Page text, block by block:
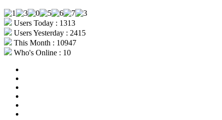
Users Today : 1313
Users Yesterday : 2415
This Month : 10947
Who's Online : 10